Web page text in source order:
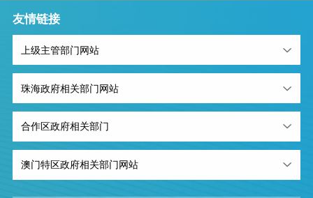
友情链接
上级主管部门网站
珠海政府相关部门网站
合作区政府相关部门
澳门特区政府相关部门网站